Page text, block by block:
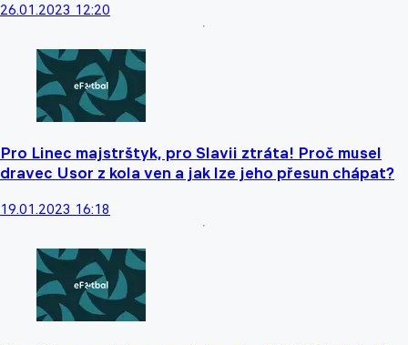
26.01.2023 12:20
Pro Linec majstrštyk, pro Slavii ztráta! Proč musel
dravec Usor z kola ven a jak lze jeho přesun chápat?
19.01.2023 16:18